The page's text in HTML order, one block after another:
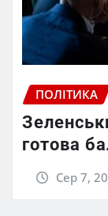
ПОЛІТИКА
готова
Сер 7,